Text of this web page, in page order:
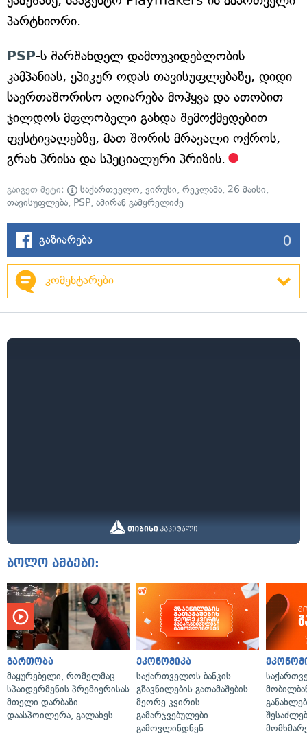
პარტნიორი.
PSP-ს შარშანდელ დამოუკიდებლობის
კამპანიას, ეპიკურ ოდას თავისუფლებაზე, დიდი
საერთაშორისო აღიარება მოჰყვა და ათობით
ჯილდოს მფლობელი გახდა შემოქმედებით
ფესტივალებზე, მათ შორის მრავალი ოქროს,
გრან პრისა და სპეციალური პრიზის.
გაიგეთ მეტი: საქართველო, ვირუსი, რეკლამა, 26 მაისი,
თავისუფლება, PSP, ამირან გამყრელიძე
გაზიარება 0
კომენტარები
ბოლო ამბები:
გართობა
მაყურებელი, რომელმაც
სპაიდერმენის პრემიერისას
მთელი დარბაზი
დაასპოილერა, გალახეს
ეკონომიკა
საქართველოს ბანკის
გზავნილების გათამაშების
მეორე კვირის
გამარჯვებულები
გამოვლინდნენ